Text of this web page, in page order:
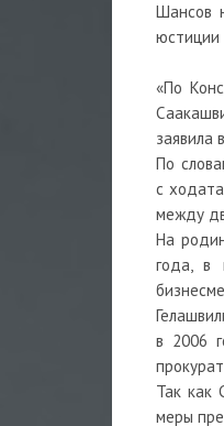
Шансов
юстиции
«По
заявила
По
с
между
На
года, в
в 2006
Так как
меры